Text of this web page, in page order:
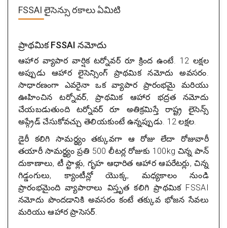
FSSAI లైసెన్సు రకాలు ఏమిటి
ప్రాథమిక FSSAI నమోదు
ఆహార వ్యాపార వార్షిక టర్నోవర్ రూ క్రింద ఉంటే. 12 లక్షల
అప్పుడు ఆహార లైసెన్సింగ్ ప్రాథమిక నమోదు అవసరం.
సాధారణంగా ఎవరైనా ఒక వ్యాపార ప్రారంభమై మరియు
ఊహించిన టర్నోవర్, ప్రాథమిక ఆహార భద్రత నమోదు
చేయబడుతుంది టర్నోవర్ రూ అతిక్రమిస్తే రాష్ట్ర లైసెన్స్
అప్గ్రేడ్ చేసుకోవచ్చు తెలియకుంటే ఉన్నప్పుడు. 12 లక్షల.
డైరీ కలిగి సామర్థ్యం తక్కువగా ఆ రోజు లేదా రోజువారీ
తయారీ సామర్థ్యం ప్రతి 500 లీటర్ల రోజుకు 100kg చిన్న పాన్
దుకాణాలు, టీ స్టాళ్లు, గృహ ఆధారిత ఆహార ఆపరేటర్లు, చిన్న
గిడ్డంగులు, క్యాంటీన్లో యొక్క, మధ్యకాలం నుండి
ప్రారంభమైంది వ్యాపారాలు విస్తృత కలిగి ప్రాథమిక FSSAI
నమోదు పొందడానికి అవసరం కంటే తక్కువ భోజన సేవలు
మరియు ఆహార ప్రాసెసర్.